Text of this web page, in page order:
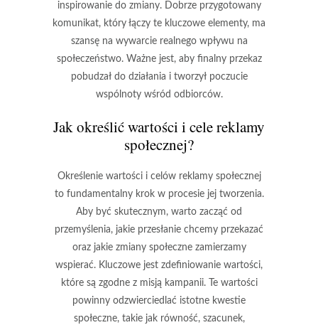
inspirowanie do zmiany. Dobrze przygotowany
komunikat, który łączy te kluczowe elementy, ma
szansę na wywarcie realnego wpływu na
społeczeństwo. Ważne jest, aby finalny przekaz
pobudzał do działania i tworzył poczucie
wspólnoty wśród odbiorców.
Jak określić wartości i cele reklamy
społecznej?
Określenie wartości i celów reklamy społecznej
to fundamentalny krok w procesie jej tworzenia.
Aby być skutecznym, warto zacząć od
przemyślenia, jakie przesłanie chcemy przekazać
oraz jakie zmiany społeczne zamierzamy
wspierać. Kluczowe jest zdefiniowanie wartości,
które są zgodne z misją kampanii. Te wartości
powinny odzwierciedlać istotne kwestie
społeczne, takie jak równość, szacunek,